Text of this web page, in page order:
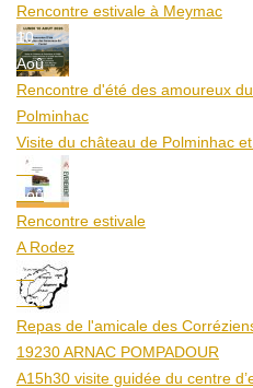
Rencontre estivale à Meymac
10
Aoû
Rencontre d'été des amoureux
Polminhac
Visite du château de Polminhac
12
Aoû
Rencontre estivale
A Rodez
23
Aoû
Repas de l'amicale des
19230 ARNAC POMPADOUR
A15h30 visite guidée du centre